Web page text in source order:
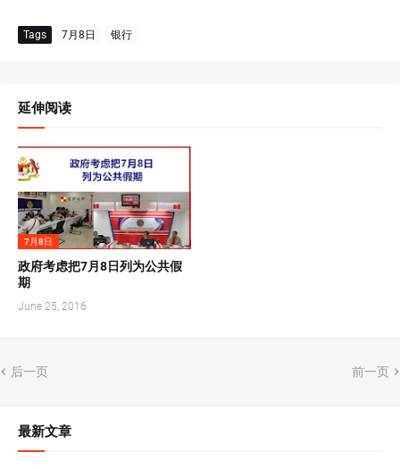
Tags 7月8日 银行
延伸阅读
7月8日
政府考虑把7月8日列为公共假
期
June 25, 2016
后一页 前一页
最新文章